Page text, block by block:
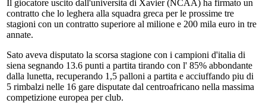
Il giocatore uscito dall'universita di Xavier (NCAA) ha firmato un
contratto che lo leghera alla squadra greca per le prossime tre
stagioni con un contratto superiore al milione e 200 mila euro in tre
annate.
Sato aveva disputato la scorsa stagione con i campioni d'italia di
siena segnando 13.6 punti a partita tirando con l' 85% abbondante
dalla lunetta, recuperando 1,5 palloni a partita e acciuffando piu di
5 rimbalzi nelle 16 gare disputate dal centroafricano nella massima
competizione europea per club.